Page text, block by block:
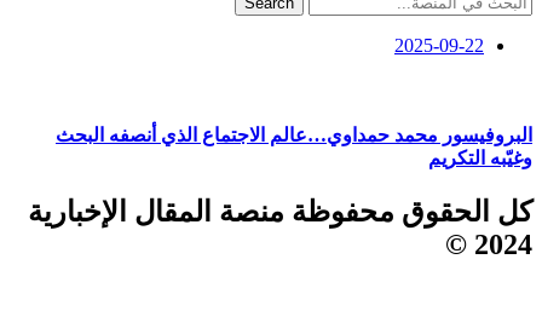
2025-09-22
البروفيسور محمد حمداوي…عالم الاجتماع الذي أنصفه البحث
وغيّبه التكريم
كل الحقوق محفوظة منصة المقال الإخبارية
2024 ©